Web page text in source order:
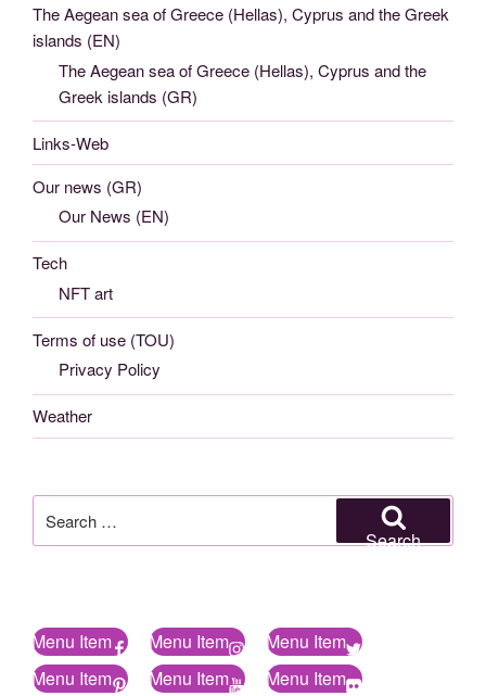
The Aegean sea of Greece (Hellas), Cyprus and the Greek
islands (EN)
The Aegean sea of Greece (Hellas), Cyprus and the
Greek islands (GR)
Links-Web
Our news (GR)
Our News (EN)
Tech
NFT art
Terms of use (TOU)
Privacy Policy
Weather
for:
Search
Menu Item Menu Item
Menu Item
Menu Item
Menu Item
Menu Item